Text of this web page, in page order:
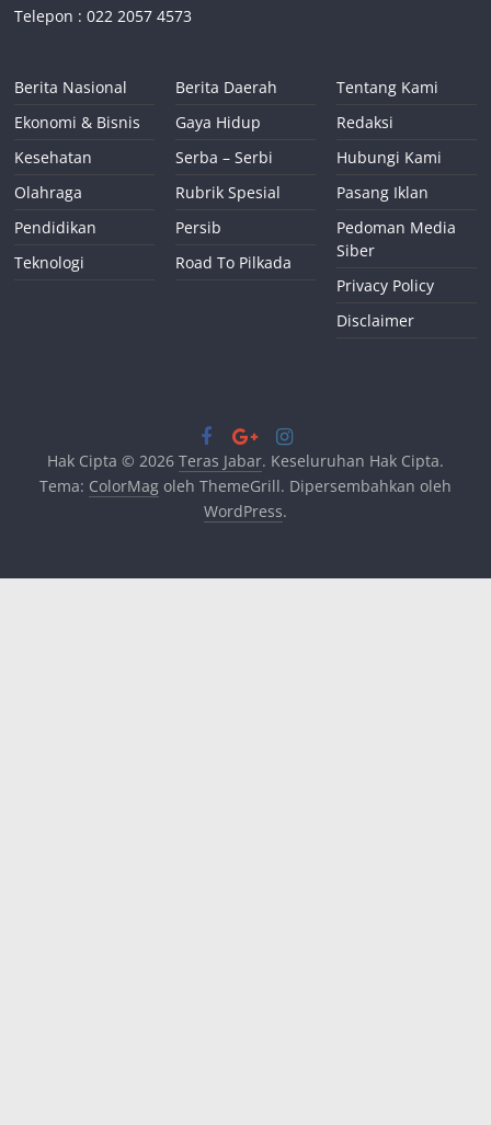
Telepon : 022 2057 4573
Berita Nasional
Ekonomi & Bisnis
Kesehatan
Olahraga
Pendidikan
Teknologi
Berita Daerah
Gaya Hidup
Serba – Serbi
Rubrik Spesial
Persib
Road To Pilkada
Tentang Kami
Redaksi
Hubungi Kami
Pasang Iklan
Pedoman Media
Siber
Privacy Policy
Disclaimer
Hak Cipta © 2026 Teras Jabar. Keseluruhan Hak Cipta.
Tema: ColorMagoleh ThemeGrill. Dipersembahkan oleh
WordPress.